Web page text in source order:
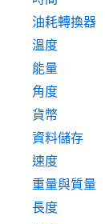
油耗轉換器
溫度
能量
角度
貨幣
資料儲存
速度
重量與質量
長度